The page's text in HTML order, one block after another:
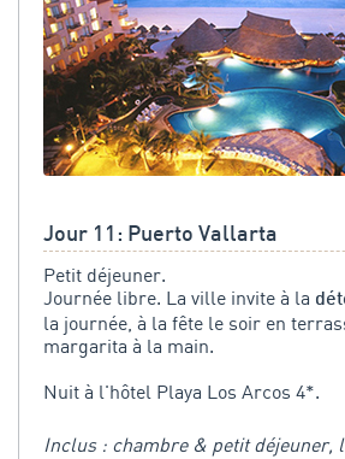
Jour 11: Puerto Vallarta
Petit déjeuner.
Journée libre. La ville invite à la
la journée, à la fête le soir en
margarita à la main.
Nuit à l'hôtel Playa Los Arcos 4*.
Inclus : chambre & petit déjeuner,